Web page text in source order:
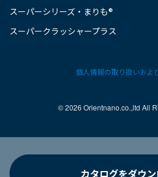
スーパーシリーズ・まりも®
スーパークラッシャープラス
©︎ 2026 Orientnano.co.,ltd All
個人情報の取り扱いおよ
カタログをダウ